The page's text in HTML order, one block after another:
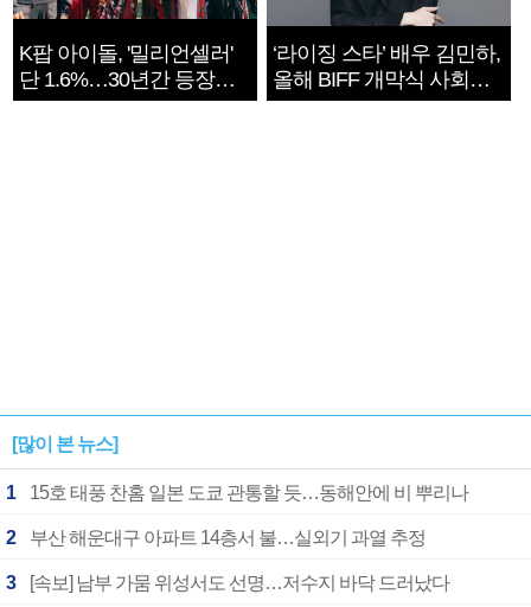
K팝 아이돌, '밀리언셀러'
단 1.6%…30년간 등장
1182개팀 전수조사
‘라이징 스타’ 배우 김민하,
올해 BIFF 개막식 사회자
확정
[많이 본 뉴스]
1 15호 태풍 찬홈 일본 도쿄 관통할 듯…동해안에 비 뿌리나
2 부산 해운대구 아파트 14층서 불…실외기 과열 추정
3 [속보] 남부 가뭄 위성서도 선명…저수지 바닥 드러났다